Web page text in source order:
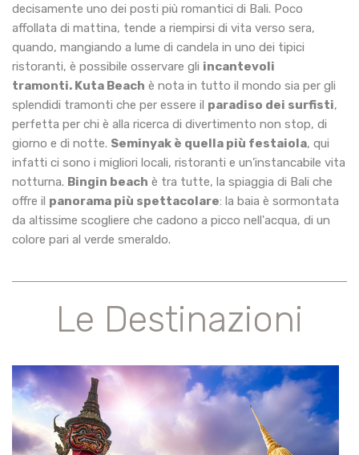
decisamente uno dei posti più romantici di Bali. Poco
affollata di mattina, tende a riempirsi di vita verso sera,
quando, mangiando a lume di candela in uno dei tipici
ristoranti, è possibile osservare gli incantevoli
tramonti. Kuta Beach è nota in tutto il mondo sia per gli
splendidi tramonti che per essere il paradiso dei surfisti,
perfetta per chi è alla ricerca di divertimento non stop, di
giorno e di notte. Seminyak è quella più festaiola, qui
infatti ci sono i migliori locali, ristoranti e un’instancabile vita
notturna. Bingin beach è tra tutte, la spiaggia di Bali che
offre il panorama più spettacolare: la baia è sormontata
da altissime scogliere che cadono a picco nell'acqua, di un
colore pari al verde smeraldo.
Le Destinazioni